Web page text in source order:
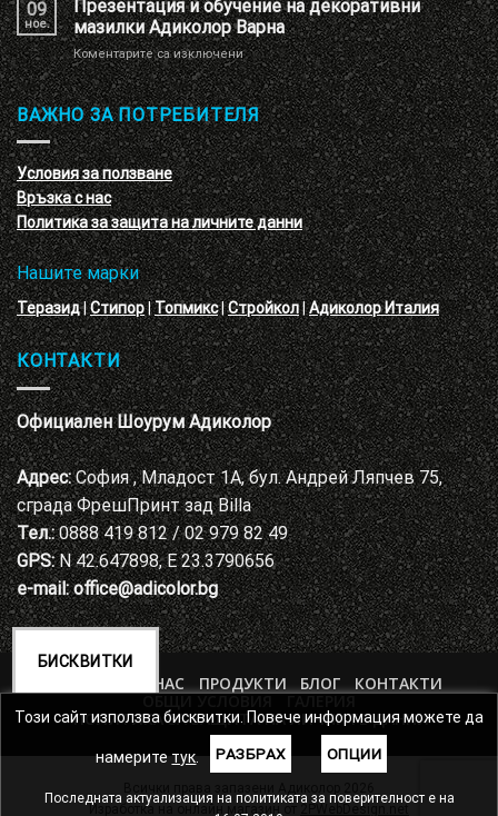
тухлички
мазилка
–
кръгове
–
3D
ефект
с
VELE
материал
09
ное.
Презентация и обучение на декоративни
мазилки Адиколор Варна
Коментарите са изключениза
Презентация
и
обучение
на
декоративни
мазилки
Адиколор
Варна
ВАЖНО ЗА ПОТРЕБИТЕЛЯ
Условия за ползване
Връзка с нас
Политика за защита на личните данни
Нашите марки
Теразид|Стипор|Топмикс|Стройкол|Адиколор Италия
КОНТАКТИ
Официален Шоурум Адиколор
Адрес:София , Младост 1А, бул. Андрей Ляпчев 75,
сграда ФрешПринт зад Billa
Тел.:0888 419 812 / 02 979 82 49
GPS:N 42.647898, E 23.3790656
e-mail: office@adicolor.bg
ЗА НАС ПРОДУКТИ БЛОГ
КОНТАКТИ
ОБЩИ УСЛОВИЯ
ГАЛЕРИЯ
ПОЛИТИКА ЗА ЗАЩИТА НА ЛИЧНИТЕ ДАННИ
Изработка на онлайн магазин от
2PWebDesign.net
БИСКВИТКИ
Този сайт използва бисквитки. Повече информация можете да
намерите тук. РАЗБРАХ ОПЦИИ
Последната актуализация на политиката за поверителност е на